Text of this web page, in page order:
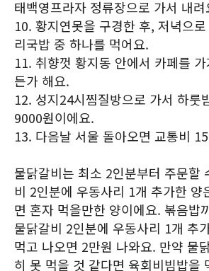
태백영프라자 정류장으로 가서 내려
10. 황지연못을 구경한 후, 저녁으
리국밥 중 하나를 먹어요.
11. 취향껏 황지동 안에서 카페를
든가 해요.
12. 성지24시찜질방으로 가서 하룻
9000원이에요.
13. 다음날 서울 돌아오면 교통비
물닭갈비는 최소 2인분부터 주문할
비 2인분에 우동사리 1개 추가한 양
면 혼자 먹을만한 양이에요. 볶음밥
물닭갈비 2인분에 우동사리 1개 추
먹고 나오면 2만원 나와요. 만약 물
히 못 먹을 것 같다면 육회비빔밥을